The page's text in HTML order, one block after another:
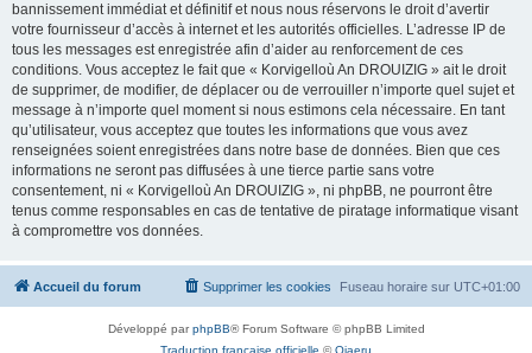
bannissement immédiat et définitif et nous nous réservons le droit d’avertir
votre fournisseur d’accès à internet et les autorités officielles. L’adresse IP de
tous les messages est enregistrée afin d’aider au renforcement de ces
conditions. Vous acceptez le fait que « Korvigelloù An DROUIZIG » ait le droit
de supprimer, de modifier, de déplacer ou de verrouiller n’importe quel sujet et
message à n’importe quel moment si nous estimons cela nécessaire. En tant
qu’utilisateur, vous acceptez que toutes les informations que vous avez
renseignées soient enregistrées dans notre base de données. Bien que ces
informations ne seront pas diffusées à une tierce partie sans votre
consentement, ni « Korvigelloù An DROUIZIG », ni phpBB, ne pourront être
tenus comme responsables en cas de tentative de piratage informatique visant
à compromettre vos données.
Accueil du forum Fuseau horaire sur UTC+01:00
Supprimer les cookies
Développé parphpBB® Forum Software © phpBB Limited
Traduction française officielle ©Qiaeru